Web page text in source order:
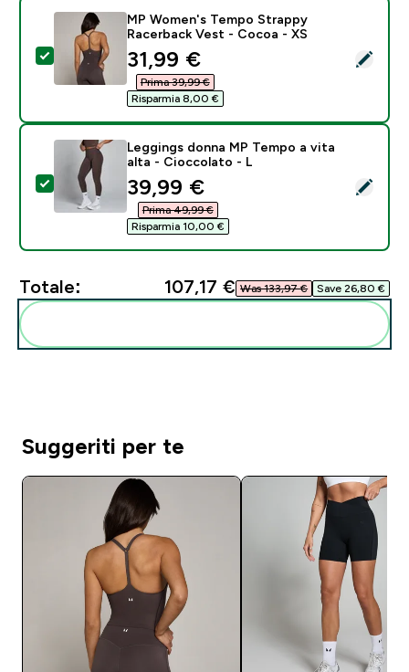
Seleziona questo prodotto - MP Women's Tempo
MP Women's Tempo Strappy
Racerback Vest - Cocoa - XS
discounted price
31,99 €‎
Prima 39,99 €‎
Risparmia 8,00 €‎
Seleziona questo prodotto - Leggings donna MP
Leggings donna MP Tempo a vita
alta - Cioccolato - L
discounted price
39,99 €‎
Prima 49,99 €‎
Risparmia 10,00 €‎
Totale: 107,17 €‎ Was 133,97 €‎ Save 26,80 €‎
Suggeriti per te